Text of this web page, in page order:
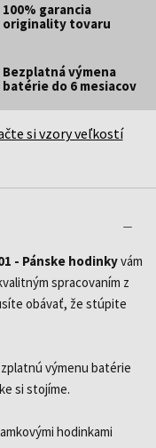
100% garancia
originality tovaru
Bezplatná výmena
batérie do 6 mesiacov
si vzory veľkostí
- Pánske hodinkyvám
spracovaním z
obávať, že stúpite
výmenu batérie
si stojíme.
hodinkami